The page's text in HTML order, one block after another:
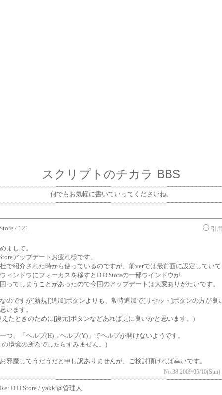
スクリプトのチカラ BBS
何でもお気軽に書いていってくださいね。
/ 121 引用
まして。
アップデートお疲れ様です。
で紹介された時から使っているのですが、前verでは最前面に設定していて
ィンドウにフォーカスを移すとD.D Storeの一部ウインドウが
ってしまうことがあったので今回のアップデートは大変ありがたいです。
のですが[新規][追加]ボタンよりも、常時追加で[リセット]ボタンの方が良
います。
えたときのために[復元]ボタンなどあれば更に良いかと思います。)
つ、「ヘルプ(H)→ヘルプ(Y)」でヘルプが開けないようです。
の環境の所為でしたらすみません。)
邪魔してうだうだと申し訳ありませんが、ご検討頂ければ幸いです。
No.38 2009/05/10(Sun)
D.D Store / yakki@管理人